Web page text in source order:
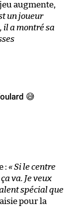
augmente,
un joueur
il a montré sa
😅
: « Si le centre
va. Je veux
spécial que
pour la